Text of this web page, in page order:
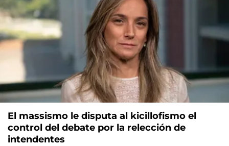
El massismo le disputa al kicillofismo el
control del debate por la relección de
intendentes